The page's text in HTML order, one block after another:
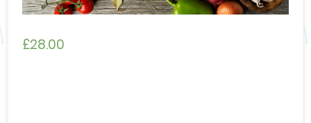
£28.00